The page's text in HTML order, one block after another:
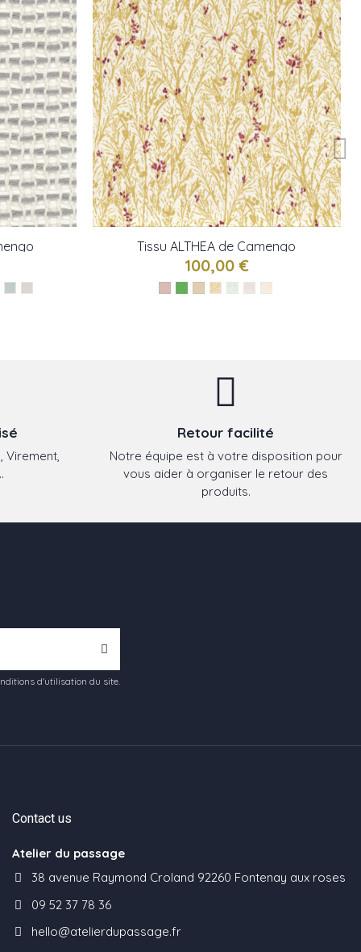
Tissu ALTHEA de Camengo
100,00 €
Virement,
Retour facilité
Notre équipe est à votre disposition pour
vous aider à organiser le retour des
produits.
d'utilisation du site.
Contact us
Atelier du passage
38 avenue Raymond Croland 92260 Fontenay aux roses
09 52 37 78 36
hello@atelierdupassage.fr